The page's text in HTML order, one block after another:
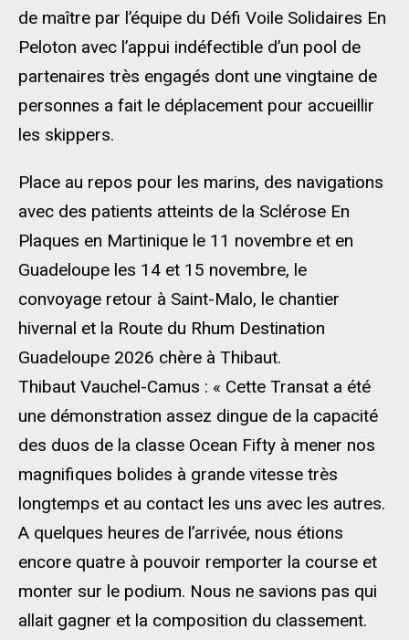
de maître par l’équipe du Défi Voile Solidaires En
Peloton avec l’appui indéfectible d’un pool de
partenaires très engagés dont une vingtaine de
personnes a fait le déplacement pour accueillir
les skippers.
Place au repos pour les marins, des navigations
avec des patients atteints de la Sclérose En
Plaques en Martinique le 11 novembre et en
Guadeloupe les 14 et 15 novembre, le
convoyage retour à Saint-Malo, le chantier
hivernal et la Route du Rhum Destination
Guadeloupe 2026 chère à Thibaut.
Thibaut Vauchel-Camus : « Cette Transat a été
une démonstration assez dingue de la capacité
des duos de la classe Ocean Fifty à mener nos
magnifiques bolides à grande vitesse très
longtemps et au contact les uns avec les autres.
A quelques heures de l’arrivée, nous étions
encore quatre à pouvoir remporter la course et
monter sur le podium. Nous ne savions pas qui
allait gagner et la composition du classement.